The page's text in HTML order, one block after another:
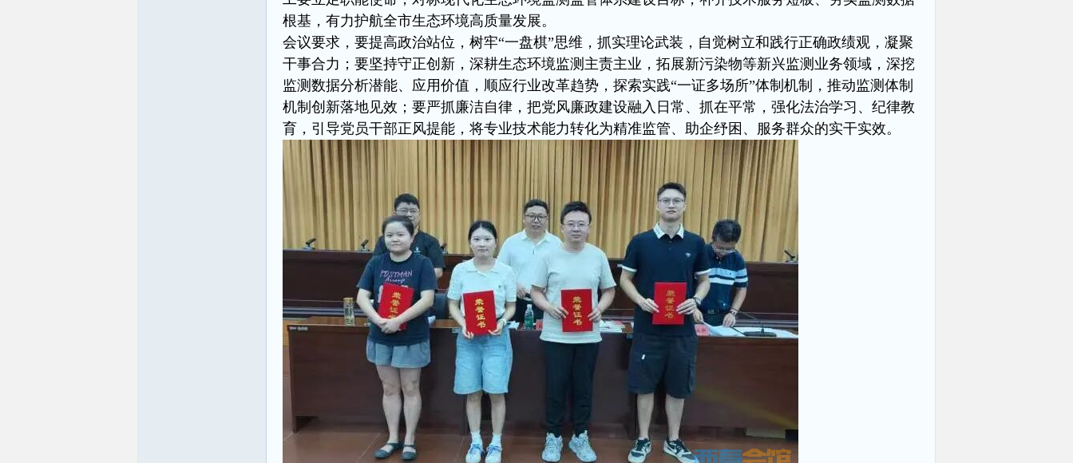
根基，有力护航全市生态环境高质量发展。
会议要求，要提高政治站位，树牢“一盘棋”思维，抓实理论武装，自觉树立和践行正确政绩观，凝聚
干事合力；要坚持守正创新，深耕生态环境监测主责主业，拓展新污染物等新兴监测业务领域，深挖
监测数据分析潜能、应用价值，顺应行业改革趋势，探索实践“一证多场所”体制机制，推动监测体制
机制创新落地见效；要严抓廉洁自律，把党风廉政建设融入日常、抓在平常，强化法治学习、纪律教
育，引导党员干部正风提能，将专业技术能力转化为精准监管、助企纾困、服务群众的实干实效。